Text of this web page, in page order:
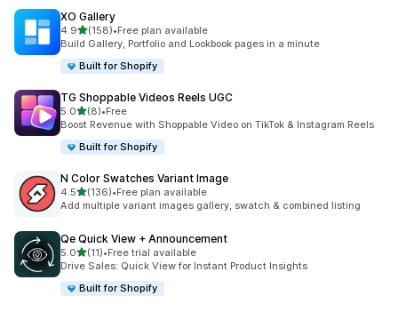
XO Gallery
4.9별 5개 중
(158)
총 리뷰 158개
•Free plan available
Build Gallery, Portfolio and Lookbook pages in a minute
Built for Shopify
TG Shoppable Videos Reels UGC
5.0별 5개 중
(8)
총 리뷰 8개
•Free
Boost Revenue with Shoppable Video on TikTok & Instagram Reels
Built for Shopify
N Color Swatches Variant Image
4.5별 5개 중
(136)
총 리뷰 136개
•Free plan available
Add multiple variant images gallery, swatch & combined listing
Qe Quick View + Announcement
5.0별 5개 중
(11)
총 리뷰 11개
•Free trial available
Drive Sales: Quick View for Instant Product Insights
Built for Shopify